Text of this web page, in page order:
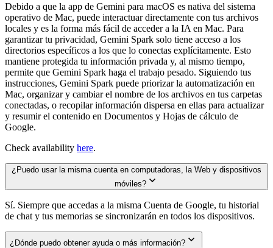
Debido a que la app de Gemini para macOS es nativa del sistema
operativo de Mac, puede interactuar directamente con tus archivos
locales y es la forma más fácil de acceder a la IA en Mac. Para
garantizar tu privacidad, Gemini Spark solo tiene acceso a los
directorios específicos a los que lo conectas explícitamente. Esto
mantiene protegida tu información privada y, al mismo tiempo,
permite que Gemini Spark haga el trabajo pesado. Siguiendo tus
instrucciones, Gemini Spark puede priorizar la automatización en
Mac, organizar y cambiar el nombre de los archivos en tus carpetas
conectadas, o recopilar información dispersa en ellas para actualizar
y resumir el contenido en Documentos y Hojas de cálculo de
Google.
Check availability here.
¿Puedo usar la misma cuenta en computadoras, la Web y dispositivos
móviles?
Sí. Siempre que accedas a la misma Cuenta de Google, tu historial
de chat y tus memorias se sincronizarán en todos los dispositivos.
¿Dónde puedo obtener ayuda o más información?